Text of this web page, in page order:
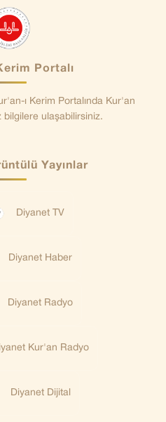
Portalı
ı Kerim Portalında Kur'an
bilgilere ulaşabilirsiniz.
Yayınlar
Diyanet TV
Diyanet Haber
Diyanet Radyo
Kur'an Radyo
Diyanet Dijital